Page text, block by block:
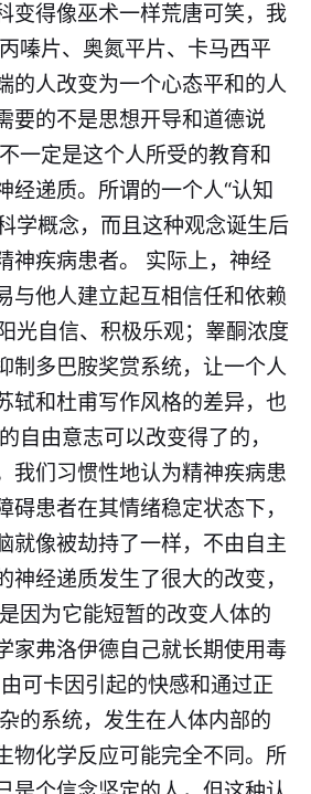
变得像巫术一样荒唐可笑，我
嗪片、奥氮平片、卡马西平
的人改变为一个心态平和的人
要的不是思想开导和道德说
一定是这个人所受的教育和
递质。所谓的一个人“认知
学概念，而且这种观念诞生后
神疾病患者。 实际上，神经
与他人建立起互相信任和依赖
光自信、积极乐观；睾酮浓度
制多巴胺奖赏系统，让一个人
轼和杜甫写作风格的差异，也
自由意志可以改变得了的，
我们习惯性地认为精神疾病患
患者在其情绪稳定状态下，
就像被劫持了一样，不由自主
经递质发生了很大的改变，
因为它能短暂的改变人体的
家弗洛伊德自己就长期使用毒
可卡因引起的快感和通过正
的系统，发生在人体内部的
物化学反应可能完全不同。所